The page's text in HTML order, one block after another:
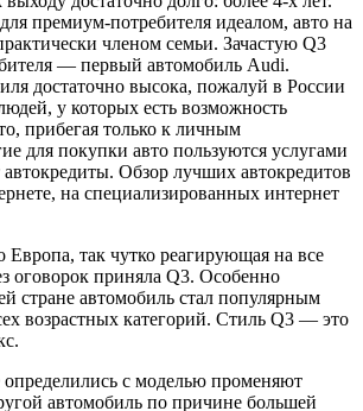
премиум-потребителя идеалом, авто на
членом семьи. Зачастую Q3
— первый автомобиль Audi.
достаточно высока, пожалуй в России
у которых есть возможность
прибегая только к личным
для покупки авто пользуются услугами
Обзор лучших автокредитов
на специализированных интернет
Европа, так чутко реагирующая на все
оговорок приняла Q3. Особенно
стране автомобиль стал популярным
возрастных категорий. Стиль Q3 — это
с моделью променяют
автомобиль по причине большей